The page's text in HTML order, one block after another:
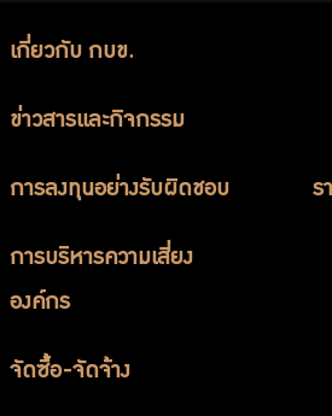
เกี่ยวกับ กบข.
ข่าวสารและกิจกรรม
การลงทุนอย่างรับผิดชอบ ร
การบริหารความเสี่ยง
องค์กร
จัดซื้อ-จัดจ้าง